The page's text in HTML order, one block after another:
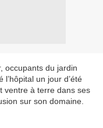
occupants du jardin
un jour d’été
ventre à terre dans ses
sur son domaine.